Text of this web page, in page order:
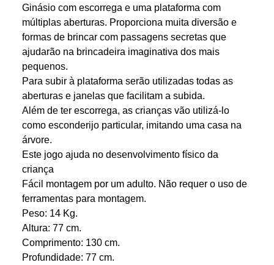
Ginásio com escorrega e uma plataforma com
múltiplas aberturas. Proporciona muita diversão e
formas de brincar com passagens secretas que
ajudarão na brincadeira imaginativa dos mais
pequenos.
Para subir à plataforma serão utilizadas todas as
aberturas e janelas que facilitam a subida.
Além de ter escorrega, as crianças vão utilizá-lo
como esconderijo particular, imitando uma casa na
árvore.
Este jogo ajuda no desenvolvimento físico da
criança
Fácil montagem por um adulto. Não requer o uso de
ferramentas para montagem.
Peso: 14 Kg.
Altura: 77 cm.
Comprimento: 130 cm.
Profundidade: 77 cm.